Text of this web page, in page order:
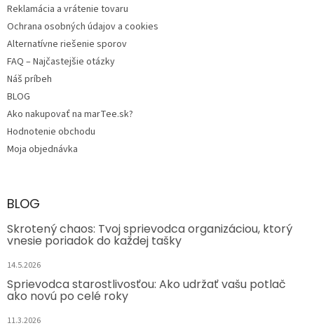
Reklamácia a vrátenie tovaru
Ochrana osobných údajov a cookies
Alternatívne riešenie sporov
FAQ – Najčastejšie otázky
Náš príbeh
BLOG
Ako nakupovať na marTee.sk?
Hodnotenie obchodu
Moja objednávka
BLOG
Skrotený chaos: Tvoj sprievodca organizáciou, ktorý
vnesie poriadok do každej tašky
14.5.2026
Sprievodca starostlivosťou: Ako udržať vašu potlač
ako novú po celé roky
11.3.2026